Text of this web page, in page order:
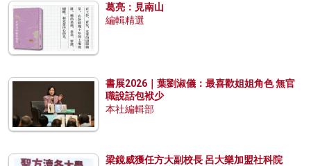
葛亮：見南山
編輯精選
書展2026｜葉劉淑儀：最喜歡姐姐角色 無官
職說話包袱少
本社編輯部
梁鏡威獲任方大副校長 呂大樂加盟社科院